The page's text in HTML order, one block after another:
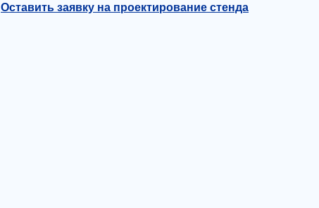
Оставить заявку на проектирование стенда